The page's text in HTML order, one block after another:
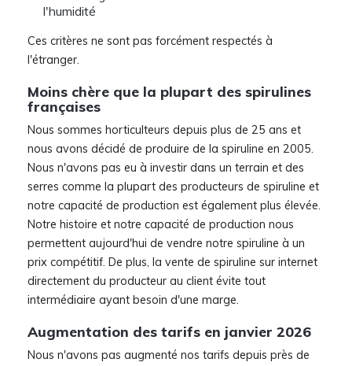
l'humidité
Ces critères ne sont pas forcément respectés à
l'étranger.
Moins chère que la plupart des spirulines
françaises
Nous sommes horticulteurs depuis plus de 25 ans et
nous avons décidé de produire de la spiruline en 2005.
Nous n'avons pas eu à investir dans un terrain et des
serres comme la plupart des producteurs de spiruline et
notre capacité de production est également plus élevée.
Notre histoire et notre capacité de production nous
permettent aujourd'hui de vendre notre spiruline à un
prix compétitif. De plus, la vente de spiruline sur internet
directement du producteur au client évite tout
intermédiaire ayant besoin d'une marge.
Augmentation des tarifs en janvier 2026
Nous n'avons pas augmenté nos tarifs depuis près de